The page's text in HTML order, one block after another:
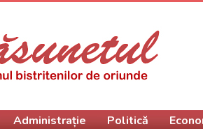
Administrație Politică